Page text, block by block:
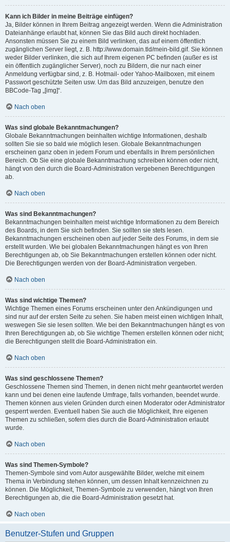
Kann ich Bilder in meine Beiträge einfügen?
Ja, Bilder können in Ihrem Beitrag angezeigt werden. Wenn die Administration
Dateianhänge erlaubt hat, können Sie das Bild auch direkt hochladen.
Ansonsten müssen Sie zu einem Bild verlinken, das auf einem öffentlich
zugänglichen Server liegt, z. B. http://www.domain.tld/mein-bild.gif. Sie können
weder Bilder verlinken, die sich auf Ihrem eigenen PC befinden (außer es ist
ein öffentlich zugänglicher Server), noch zu Bildern, die nur nach einer
Anmeldung verfügbar sind, z. B. Hotmail- oder Yahoo-Mailboxen, mit einem
Passwort geschützte Seiten usw. Um das Bild anzuzeigen, benutze den
BBCode-Tag „[img]“.
Nach oben
Was sind globale Bekanntmachungen?
Globale Bekanntmachungen beinhalten wichtige Informationen, deshalb
sollten Sie sie so bald wie möglich lesen. Globale Bekanntmachungen
erscheinen ganz oben in jedem Forum und ebenfalls in Ihrem persönlichen
Bereich. Ob Sie eine globale Bekanntmachung schreiben können oder nicht,
hängt von den durch die Board-Administration vergebenen Berechtigungen
ab.
Nach oben
Was sind Bekanntmachungen?
Bekanntmachungen beinhalten meist wichtige Informationen zu dem Bereich
des Boards, in dem Sie sich befinden. Sie sollten sie stets lesen.
Bekanntmachungen erscheinen oben auf jeder Seite des Forums, in dem sie
erstellt wurden. Wie bei globalen Bekanntmachungen hängt es von Ihren
Berechtigungen ab, ob Sie Bekanntmachungen erstellen können oder nicht.
Die Berechtigungen werden von der Board-Administration vergeben.
Nach oben
Was sind wichtige Themen?
Wichtige Themen eines Forums erscheinen unter den Ankündigungen und
sind nur auf der ersten Seite zu sehen. Sie haben meist einen wichtigen Inhalt,
weswegen Sie sie lesen sollten. Wie bei den Bekanntmachungen hängt es von
Ihren Berechtigungen ab, ob Sie wichtige Themen erstellen können oder nicht;
die Berechtigungen stellt die Board-Administration ein.
Nach oben
Was sind geschlossene Themen?
Geschlossene Themen sind Themen, in denen nicht mehr geantwortet werden
kann und bei denen eine laufende Umfrage, falls vorhanden, beendet wurde.
Themen können aus vielen Gründen durch einen Moderator oder Administrator
gesperrt werden. Eventuell haben Sie auch die Möglichkeit, Ihre eigenen
Themen zu schließen, sofern dies durch die Board-Administration erlaubt
wurde.
Nach oben
Was sind Themen-Symbole?
Themen-Symbole sind vom Autor ausgewählte Bilder, welche mit einem
Thema in Verbindung stehen können, um dessen Inhalt kennzeichnen zu
können. Die Möglichkeit, Themen-Symbole zu verwenden, hängt von Ihren
Berechtigungen ab, die die Board-Administration gesetzt hat.
Nach oben
Benutzer-Stufen und Gruppen